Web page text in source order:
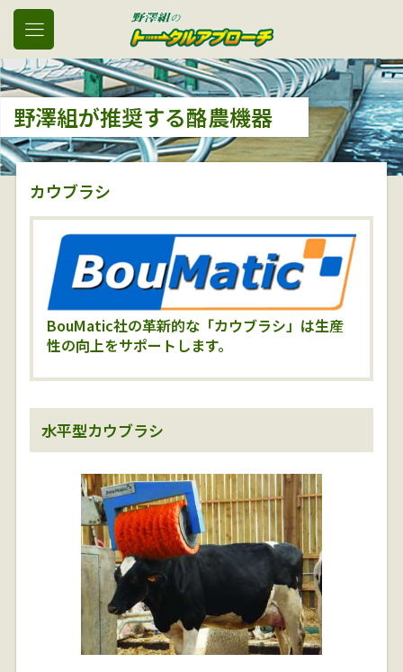
野澤組が推奨する酪農機器
カウブラシ
BouMatic社の革新的な「カウブラシ」は生産
性の向上をサポートします。
水平型カウブラシ